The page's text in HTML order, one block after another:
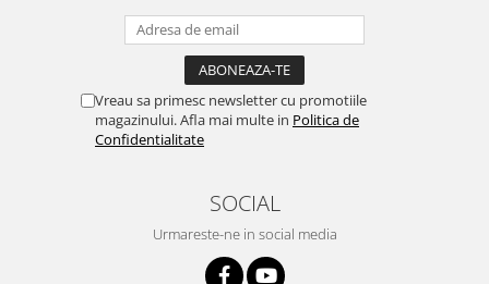
Vreau sa primesc newsletter cu promotiile
magazinului. Afla mai multe in Politica de
Confidentialitate
SOCIAL
Urmareste-ne in social media